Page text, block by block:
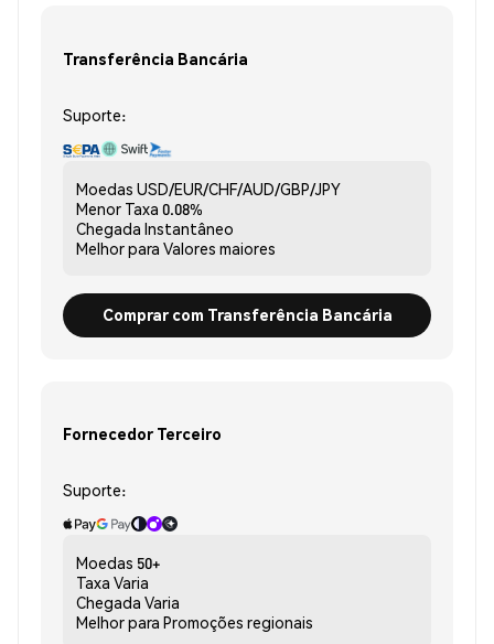
Transferência Bancária
Suporte:
Moedas USD/EUR/CHF/AUD/GBP/JPY
Menor Taxa 0.08%
Chegada Instantâneo
Melhor para Valores maiores
Comprar com Transferência Bancária
Fornecedor Terceiro
Suporte:
Moedas 50+
Taxa Varia
Chegada Varia
Melhor para Promoções regionais